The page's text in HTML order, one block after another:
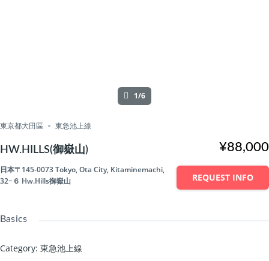
1/6
東京都大田區 東急池上線
HW.HILLS(御嶽山)
日本〒145-0073 Tokyo, Ota City, Kitaminemachi,
32−６ Hw.Hills御嶽山
¥88,000
REQUEST INFO
Basics
Category: 東急池上線